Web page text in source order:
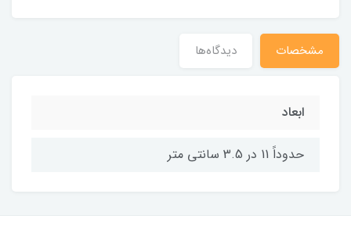
مشخصات دیدگاه‌ها
ابعاد
حدوداً 11 در 3.5 سانتی متر